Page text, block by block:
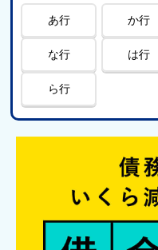
あ行 か行
な行 は行
ら行